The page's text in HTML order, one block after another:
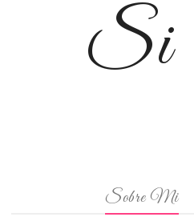
Si
Sobre Mi